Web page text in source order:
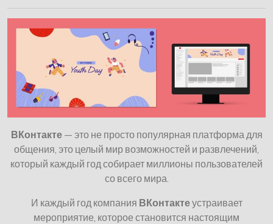
ВКонтакте— это не просто популярная платформа для
общения, это целый мир возможностей и развлечений,
который каждый год собирает миллионы пользователей
со всего мира.
И каждый год компания ВКонтактеустраивает
мероприятие, которое становится настоящим